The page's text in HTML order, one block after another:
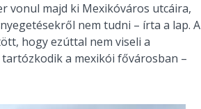
vonul majd ki Mexikóváros utcáira,
nem tudni – írta a lap. A
hogy ezúttal nem viseli a
a mexikói fővárosban –